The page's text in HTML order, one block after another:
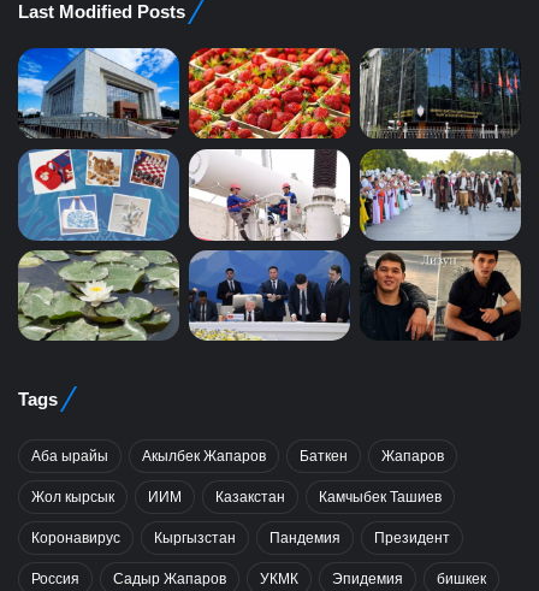
Last Modified Posts
Tags
Аба ырайы Акылбек Жапаров Баткен Жапаров
Жол кырсык ИИМ Казакстан Камчыбек Ташиев
Коронавирус Кыргызстан Пандемия Президент
Россия Садыр Жапаров УКМК Эпидемия бишкек